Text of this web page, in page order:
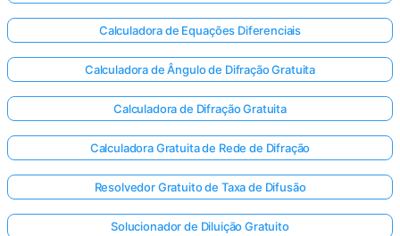
Calculadora de Equações Diferenciais
Calculadora de Ângulo de Difração Gratuita
Calculadora de Difração Gratuita
Calculadora Gratuita de Rede de Difração
Resolvedor Gratuito de Taxa de Difusão
Solucionador de Diluição Gratuito